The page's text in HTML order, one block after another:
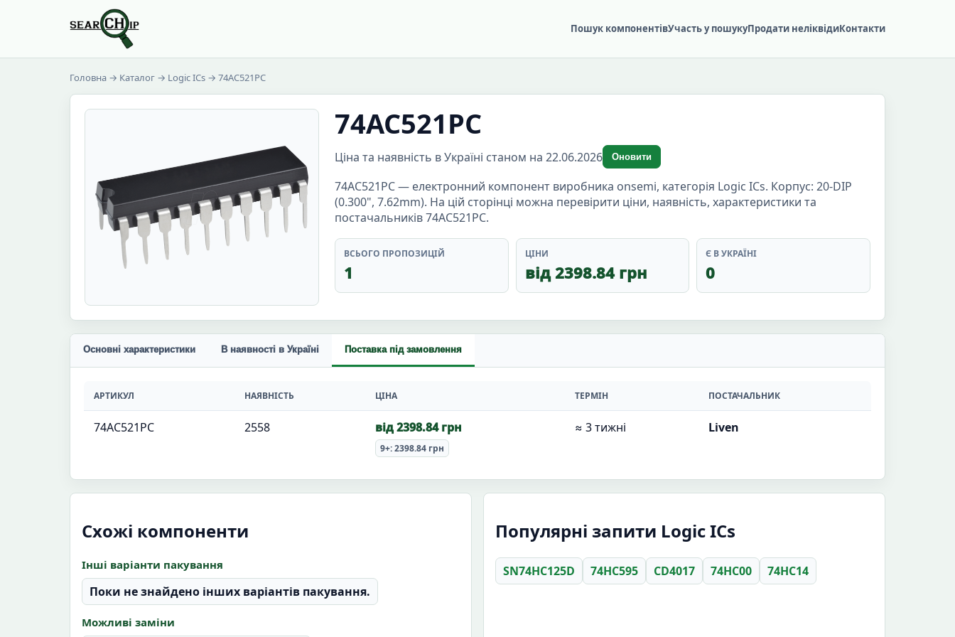
Пошук компонентівУчасть у пошукуПродати неліквідиКонтакти
Головна → Каталог → Logic ICs → 74AC521PC
74AC521PC
Ціна та наявність в Україні станом на 22.06.2026 Оновити
74AC521PC — електронний компонент виробника onsemi, категорія Logic ICs. Корпус: 20-DIP
(0.300", 7.62mm). На цій сторінці можна перевірити ціни, наявність, характеристики та
постачальників 74AC521PC.
ВСЬОГО ПРОПОЗИЦІЙ
1
ЦІНИ
від 2398.84 грн
Є В УКРАЇНІ
0
Основні характеристики В наявності в Україні Поставка під замовлення
АРТИКУЛ НАЯВНІСТЬ ЦІНА ТЕРМІН ПОСТАЧАЛЬНИК
74AC521PC 2558 від 2398.84 грн
9+: 2398.84 грн
≈ 3 тижні Liven
Схожі компоненти
Інші варіанти пакування
Поки не знайдено інших варіантів пакування.
Можливі заміни
Популярні запити Logic ICs
SN74HC125D 74HC595 CD4017 74HC00 74HC14